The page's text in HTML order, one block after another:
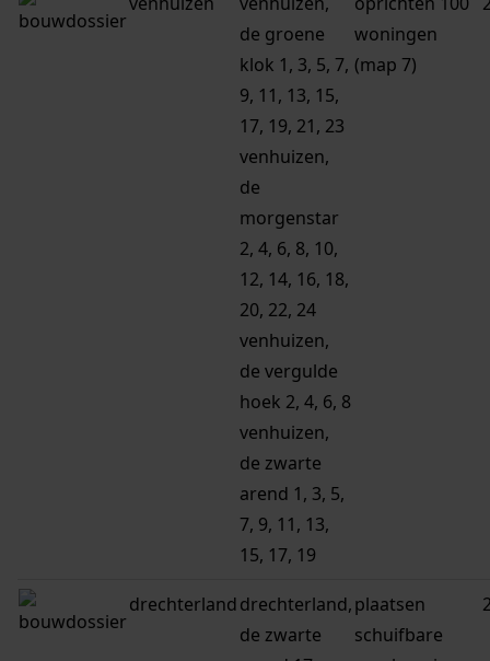
de groene
klok 1, 3, 5, 7,
9, 11, 13, 15,
17, 19, 21, 23
venhuizen,
de
morgenstar
2, 4, 6, 8, 10,
12, 14, 16, 18,
20, 22, 24
venhuizen,
de vergulde
hoek 2, 4, 6, 8
venhuizen,
de zwarte
arend 1, 3, 5,
7, 9, 11, 13,
15, 17, 19
woningen
(map 7)
drechterlanddrechterland,
de zwarte
plaatsen
schuifbare